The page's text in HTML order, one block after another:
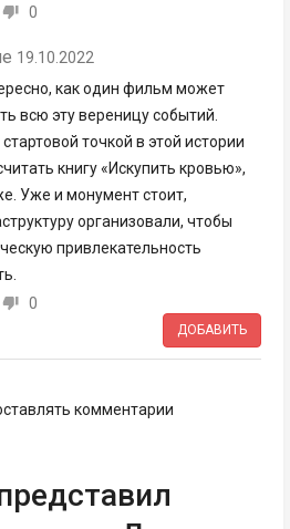
0
19.10.2022
как один фильм может
всю эту вереницу событий.
точкой в этой истории
книгу «Искупить кровью»,
Уже и монумент стоит,
организовали, чтобы
привлекательность
0
ДОБАВИТЬ
комментарии